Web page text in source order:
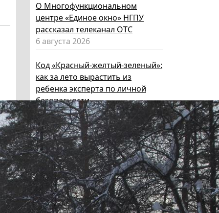
О Многофункциональном
центре «Единое окно» НГПУ
рассказал телеканал ОТС
6 августа 2026
Код «Красный-желтый-зеленый»:
как за лето вырастить из
ребенка эксперта по личной
безопасности
6 августа 2026
Эксперт НГПУ объяснил, как
выбрать «умные» очки и как ими
пользоваться, чтобы не
нарушать закон
5 августа 2026
Директор ИИГСО НГПУ: